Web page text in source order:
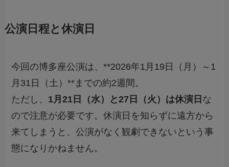
公演日程と休演日
今回の博多座公演は、**2026年1月19日（月）～1
月31日（土）**までの約2週間。
ただし、 1月21日（水）と27日（火）は休演日 な
ので注意が必要です。休演日を知らずに遠方から
来てしまうと、公演がなく観劇できないという事
態になりかねません。